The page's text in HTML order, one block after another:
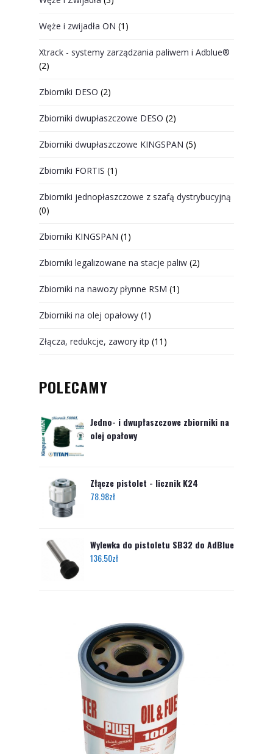
Węże i zwijadła ON (1)
Xtrack - systemy zarządzania paliwem i Adblue®
(2)
Zbiorniki DESO (2)
Zbiorniki dwupłaszczowe DESO (2)
Zbiorniki dwupłaszczowe KINGSPAN (5)
Zbiorniki FORTIS (1)
Zbiorniki jednopłaszczowe z szafą dystrybucyjną
(0)
Zbiorniki KINGSPAN (1)
Zbiorniki legalizowane na stacje paliw (2)
Zbiorniki na nawozy płynne RSM (1)
Zbiorniki na olej opałowy (1)
Złącza, redukcje, zawory itp (11)
POLECAMY
Jedno- i dwupłaszczowe zbiorniki na
olej opałowy
Złącze pistolet - licznik K24
78.98zł
Wylewka do pistoletu SB32 do AdBlue
136.50zł